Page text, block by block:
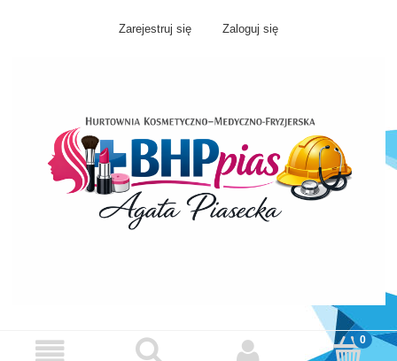
Zarejestruj się Zaloguj się